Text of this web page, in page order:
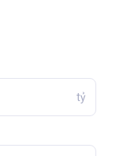
tỷ